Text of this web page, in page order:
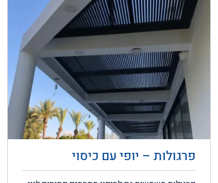
פרגולות – יופי עם כיסוי